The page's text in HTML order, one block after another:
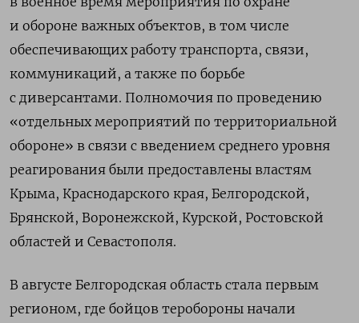
и обороне важных объектов, в том числе
обеспечивающих работу транспорта, связи,
коммуникаций, а также по борьбе
с диверсантами. Полномочия по проведению
«отдельных мероприятий по территориальной
обороне» в связи с введением среднего уровня
реагирования были предоставлены властям
Крыма, Краснодарского края, Белгородской,
Брянской, Воронежской, Курской, Ростовской
областей и Севастополя.
В августе Белгородская область стала первым
регионом, где бойцов теробороны начали